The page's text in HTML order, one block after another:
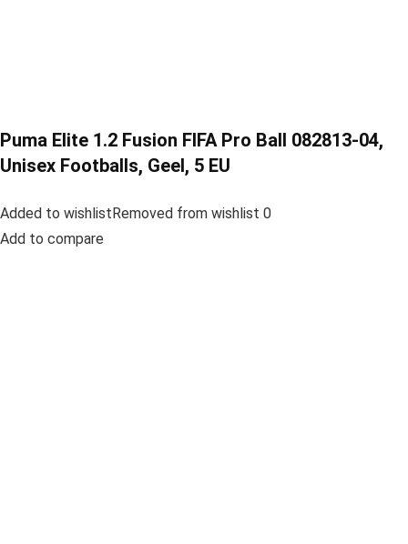
Puma Elite 1.2 Fusion FIFA Pro Ball 082813-04,
Unisex Footballs, Geel, 5 EU
Added to wishlistRemoved from wishlist 0
Add to compare